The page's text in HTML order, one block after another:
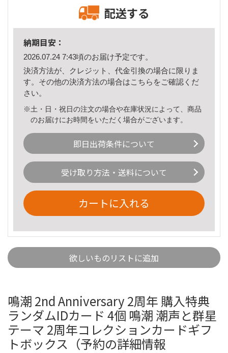
配送する
納期目安：
2026.07.24 7:43頃のお届け予定です。
決済方法が、クレジット、代金引換の場合に限りま
す。その他の決済方法の場合はこちら をご確認くだ
さい。
※土・日・祝日の注文の場合や在庫状況によって、商品
のお届けにお時間をいただく場合がございます。
即日出荷条件について
受け取り方法・送料について
カートに入れる
欲しいものリストに追加
鳴潮 2nd Anniversary 2周年 購入特典
ランダムIDカード 4個 鳴潮 潮声と群星
テーマ 2周年コレクションカードギフ
トボックス（予約の詳細情報